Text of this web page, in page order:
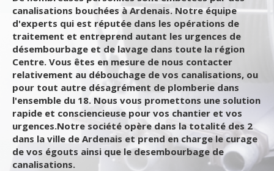
canalisations bouchées à Ardenais. Notre équipe
d'experts qui est réputée dans les opérations de
traitement et entreprend autant les urgences de
désembourbage et de lavage dans toute la région
Centre. Vous êtes en mesure de nous contacter
relativement au débouchage de vos canalisations, ou
pour tout autre désagrément de plomberie dans
l'ensemble du 18. Nous vous promettons une solution
rapide et consciencieuse pour vos chantier et vos
urgences.Notre société opère dans la totalité des 2
dans la ville de Ardenais et prend en charge le curage
de vos égouts ainsi que le desembourbage de
canalisations.